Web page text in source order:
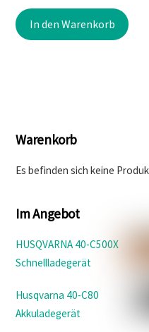
Preis
war:
Preis
ist:
In den Warenkorb
Warenkorb
Es befinden sich keine
Im Angebot
HUSQVARNA 40-C500X
Schnellladegerät
Ursprünglicher
war:
€159,00
Aktueller
ist:
€149,00.
Husqvarna 40-C80
Akkuladegerät
Ursprünglicher
Aktueller